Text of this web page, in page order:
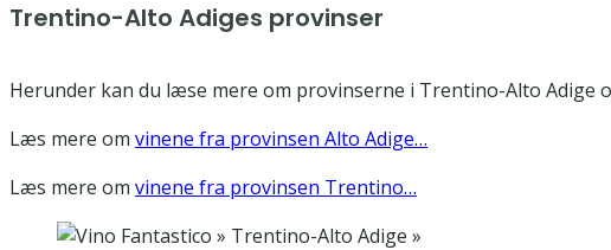
Trentino-Alto Adiges provinser
Herunder kan du læse mere om provinserne i Trentino-Alto Adige
Læs mere om vinene fra provinsen Alto Adige…
Læs mere om vinene fra provinsen Trentino…